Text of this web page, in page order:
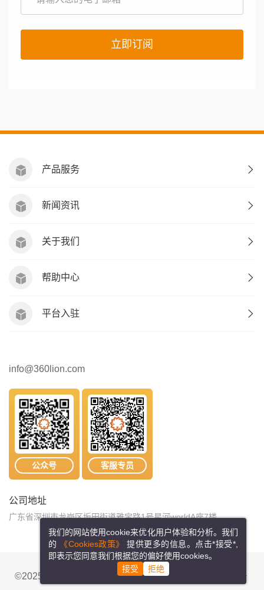
立即订阅
产品服务
新闻资讯
关于我们
帮助中心
平台入驻
info@360lion.com
公众号 客服专员
公司地址
广东省深圳市龙岗区坂田街道雅宝路1号星河worldA座7楼
©2025 纬狮物流网络科技有限公司 粤ICP备15088870号
我们的网站使用cookie来优化用户体验和分析。我们
的
《Cookies政策》
提供更多的信息。点击*接受*,
即表示您同意我们根据您的偏好使用cookies。
接受
拒绝